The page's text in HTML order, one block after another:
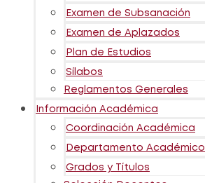
Examen de Subsanación
Examen de Aplazados
Plan de Estudios
Sílabos
Reglamentos Generales
Información Académica
Coordinación Académica
Departamento Académico
Grados y Títulos